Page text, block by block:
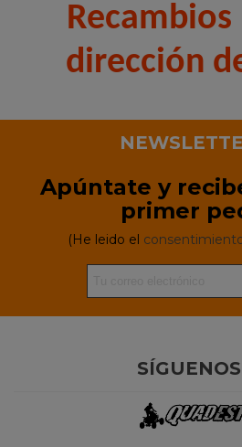
Recambios
dirección
Apúntate y
primer
(He leido el
SÍGUENOS